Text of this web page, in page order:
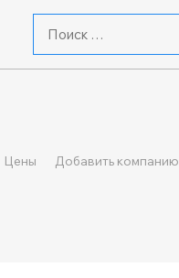
Цены Добавить компанию